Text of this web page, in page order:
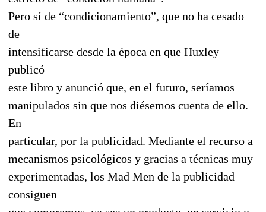
Pero sí de “condicionamiento”, que no ha cesado
de
intensificarse desde la época en que Huxley
publicó
este libro y anunció que, en el futuro, seríamos
manipulados sin que nos diésemos cuenta de ello.
En
particular, por la publicidad. Mediante el recurso a
mecanismos psicológicos y gracias a técnicas muy
experimentadas, los Mad Men de la publicidad
consiguen